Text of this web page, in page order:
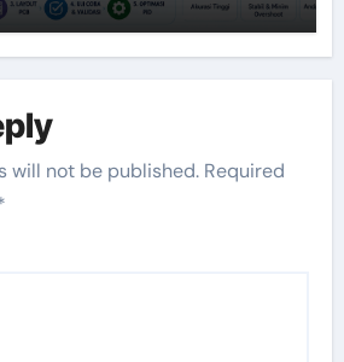
will not be published. Required